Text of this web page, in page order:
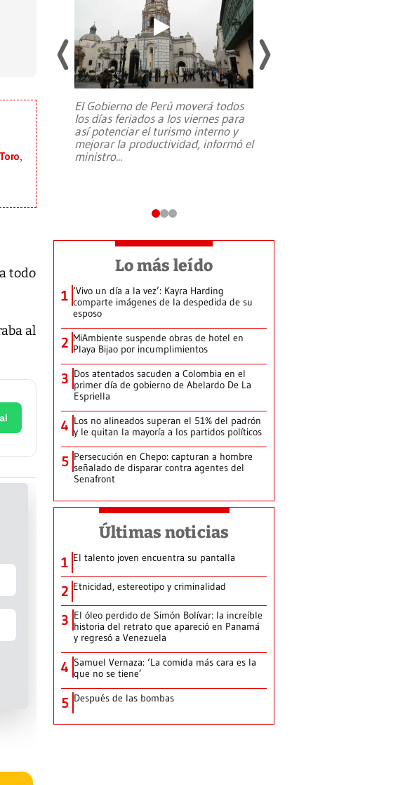
todo
al
el
su
El Gobierno de Perú moverá todos
los días feriados a los viernes para
así potenciar el turismo interno y
mejorar la productividad, informó el
ministro...
Lo más leído
1 ‘Vivo un día a la vez’: Kayra Harding
comparte imágenes de la despedida de su
esposo
2 MiAmbiente suspende obras de hotel en
Playa Bijao por incumplimientos
3 Dos atentados sacuden a Colombia en el
primer día de gobierno de Abelardo De La
Espriella
4 Los no alineados superan el 51% del padrón
y le quitan la mayoría a los partidos políticos
5 Persecución en Chepo: capturan a hombre
señalado de disparar contra agentes del
Senafront
Últimas noticias
1 El talento joven encuentra su pantalla​
2 Etnicidad, estereotipo y criminalidad
3 El óleo perdido de Simón Bolívar: la increíble
historia del retrato que apareció en Panamá
y regresó a Venezuela
4 Samuel Vernaza: ‘La comida más cara es la
que no se tiene’
5 Después de las bombas